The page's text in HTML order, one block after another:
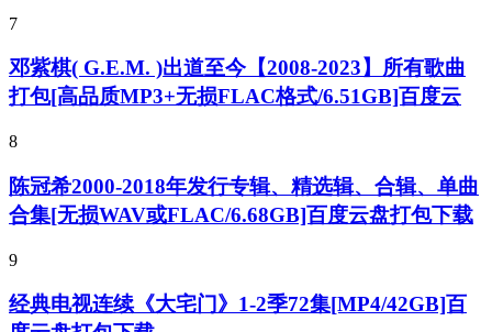
7
邓紫棋( G.E.M. )出道至今【2008-2023】所有歌曲
打包[高品质MP3+无损FLAC格式/6.51GB]百度云
8
陈冠希2000-2018年发行专辑、精选辑、合辑、单曲
合集[无损WAV或FLAC/6.68GB]百度云盘打包下载
9
经典电视连续《大宅门》1-2季72集[MP4/42GB]百